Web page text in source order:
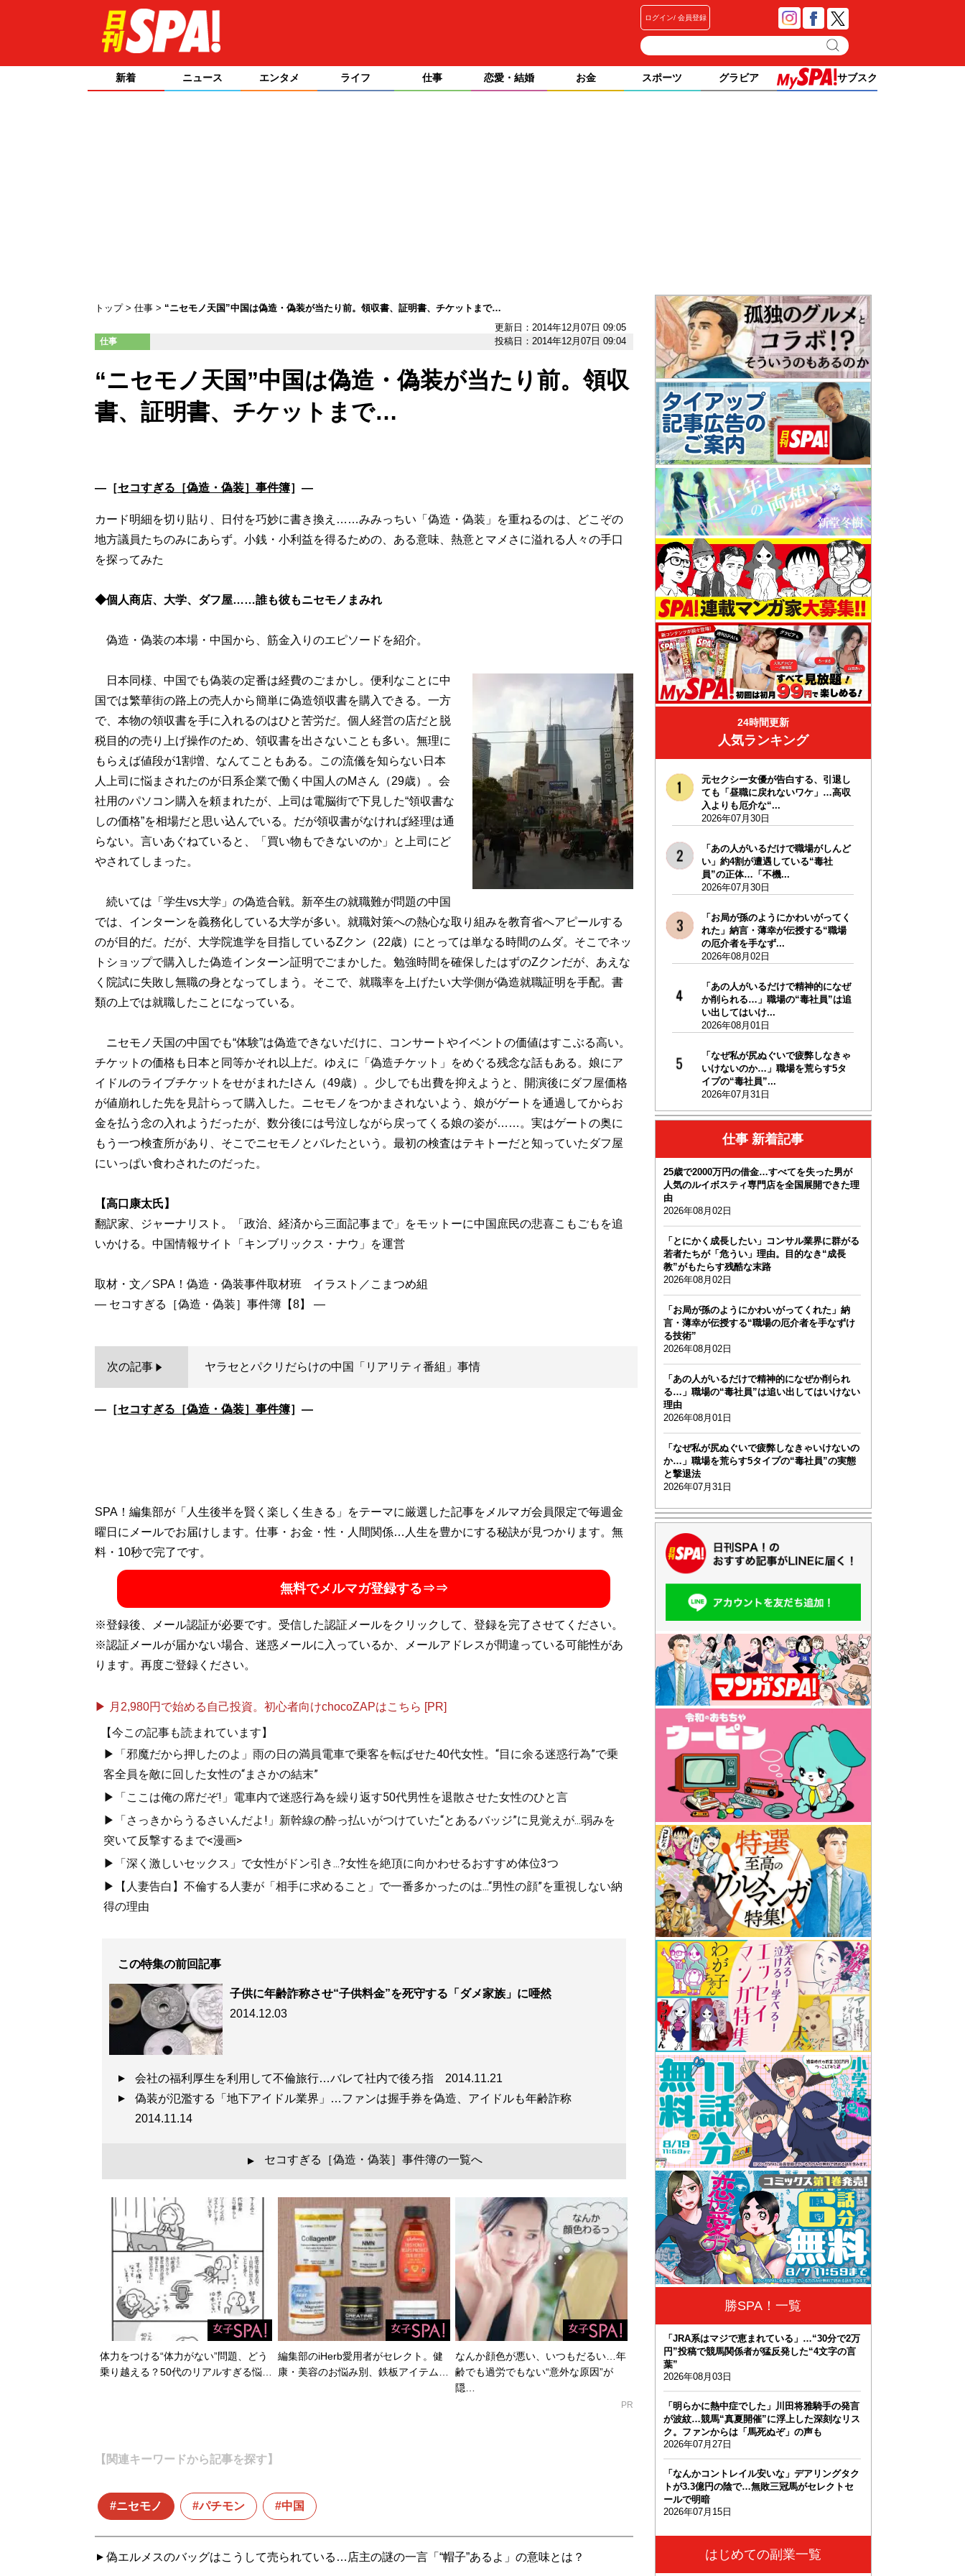
ログイン 会員登録
新着 ニュース エンタメ ライフ 仕事 恋愛・結婚 お金 スポーツ グラビア サブスク
トップ 仕事
“ニセモノ天国”中国は偽造・偽装が当たり前。領収書、証明書、チケットまで…
更新日：2014年12月07日 09:05
仕事 投稿日：2014年12月07日 09:04
“ニセモノ天国”中国は偽造・偽装が当たり前。領収
書、証明書、チケットまで…
―［セコすぎる［偽造・偽装］事件簿］―
カード明細を切り貼り、日付を巧妙に書き換え……みみっちい「偽造・偽装」を重ねるのは、どこぞの
地方議員たちのみにあらず。小銭・小利益を得るための、ある意味、熱意とマメさに溢れる人々の手口
を探ってみた
◆個人商店、大学、ダフ屋……誰も彼もニセモノまみれ
偽造・偽装の本場・中国から、筋金入りのエピソードを紹介。
日本同様、中国でも偽装の定番は経費のごまかし。便利なことに中
国では繁華街の路上の売人から簡単に偽造領収書を購入できる。一方
で、本物の領収書を手に入れるのはひと苦労だ。個人経営の店だと脱
税目的の売り上げ操作のため、領収書を出さないことも多い。無理に
もらえば値段が1割増、なんてこともある。この流儀を知らない日本
人上司に悩まされたのが日系企業で働く中国人のMさん（29歳）。会
社用のパソコン購入を頼まれたが、上司は電脳街で下見した“領収書な
しの価格”を相場だと思い込んでいる。だが領収書がなければ経理は通
らない。言いあぐねていると、「買い物もできないのか」と上司にど
やされてしまった。
続いては「学生vs大学」の偽造合戦。新卒生の就職難が問題の中国
では、インターンを義務化している大学が多い。就職対策への熱心な取り組みを教育省へアピールする
のが目的だ。だが、大学院進学を目指しているZクン（22歳）にとっては単なる時間のムダ。そこでネッ
トショップで購入した偽造インターン証明でごまかした。勉強時間を確保したはずのZクンだが、あえな
く院試に失敗し無職の身となってしまう。そこで、就職率を上げたい大学側が偽造就職証明を手配。書
類の上では就職したことになっている。
ニセモノ天国の中国でも“体験”は偽造できないだけに、コンサートやイベントの価値はすこぶる高い。
チケットの価格も日本と同等かそれ以上だ。ゆえに「偽造チケット」をめぐる残念な話もある。娘にア
イドルのライブチケットをせがまれたIさん（49歳）。少しでも出費を抑えようと、開演後にダフ屋価格
が値崩れした先を見計らって購入した。ニセモノをつかまされないよう、娘がゲートを通過してからお
金を払う念の入れようだったが、数分後には号泣しながら戻ってくる娘の姿が……。実はゲートの奥に
もう一つ検査所があり、そこでニセモノとバレたという。最初の検査はテキトーだと知っていたダフ屋
にいっぱい食わされたのだった。
【高口康太氏】
翻訳家、ジャーナリスト。「政治、経済から三面記事まで」をモットーに中国庶民の悲喜こもごもを追
いかける。中国情報サイト「キンブリックス・ナウ」を運営
取材・文／SPA！偽造・偽装事件取材班 イラスト／こまつめ組
― セコすぎる［偽造・偽装］事件簿【8】 ―
次の記事 ヤラセとパクリだらけの中国「リアリティ番組」事情
―［セコすぎる［偽造・偽装］事件簿］―
SPA！編集部が「人生後半を賢く楽しく生きる」をテーマに厳選した記事をメルマガ会員限定で毎週金
曜日にメールでお届けします。仕事・お金・性・人間関係…人生を豊かにする秘訣が見つかります。無
料・10秒で完了です。
無料でメルマガ登録する⇒⇒
※登録後、メール認証が必要です。受信した認証メールをクリックして、登録を完了させてください。
※認証メールが届かない場合、迷惑メールに入っているか、メールアドレスが間違っている可能性があ
ります。再度ご登録ください。
▶ 月2,980円で始める自己投資。初心者向けchocoZAPはこちら [PR]
【今この記事も読まれています】
▶「邪魔だから押したのよ」雨の日の満員電車で乗客を転ばせた40代女性。“目に余る迷惑行為”で乗
客全員を敵に回した女性の“まさかの結末”
▶「ここは俺の席だぞ!」電車内で迷惑行為を繰り返す50代男性を退散させた女性のひと言
▶「さっきからうるさいんだよ!」新幹線の酔っ払いがつけていた“とあるバッジ”に見覚えが...弱みを
突いて反撃するまで<漫画>
▶「深く激しいセックス」で女性がドン引き...?女性を絶頂に向かわせるおすすめ体位3つ
▶【人妻告白】不倫する人妻が「相手に求めること」で一番多かったのは...“男性の顔”を重視しない納
得の理由
この特集の前回記事
子供に年齢詐称させ“子供料金”を死守する「ダメ家族」に唖然
2014.12.03
会社の福利厚生を利用して不倫旅行…バレて社内で後ろ指 2014.11.21
偽装が氾濫する「地下アイドル業界」…ファンは握手券を偽造、アイドルも年齢詐称
2014.11.14
▲ セコすぎる［偽造・偽装］事件簿の一覧へ
体力をつける“体力がない”問題、どう
乗り越える？50代のリアルすぎる悩…
編集部のiHerb愛用者がセレクト。健
康・美容のお悩み別、鉄板アイテム…
なんか顔色が悪い、いつもだるい…年
齢でも過労でもない“意外な原因”が
隠…
PR
【関連キーワードから記事を探す】
ニセモノ パチモン 中国
偽エルメスのバッグはこうして売られている…店主の謎の一言「“帽子”あるよ」の意味とは？
24時間更新
人気ランキング
元セクシー女優が告白する、引退し
ても「昼職に戻れないワケ」…高収
入よりも厄介な“...
2026年07月30日
「あの人がいるだけで職場がしんど
い」約4割が遭遇している“毒社
員”の正体…「不機...
2026年07月30日
「お局が孫のようにかわいがってく
れた」納言・薄幸が伝授する“職場
の厄介者を手なず...
2026年08月02日
「あの人がいるだけで精神的になぜ
か削られる…」職場の“毒社員”は追
い出してはいけ...
2026年08月01日
「なぜ私が尻ぬぐいで疲弊しなきゃ
いけないのか…」職場を荒らす5タ
イプの“毒社員”...
2026年07月31日
仕事 新着記事
25歳で2000万円の借金…すべてを失った男が
人気のルイボスティ専門店を全国展開できた理
由
2026年08月02日
「とにかく成長したい」コンサル業界に群がる
若者たちが「危うい」理由。目的なき“成長
教”がもたらす残酷な末路
2026年08月02日
「お局が孫のようにかわいがってくれた」納
言・薄幸が伝授する“職場の厄介者を手なずけ
る技術”
2026年08月02日
「あの人がいるだけで精神的になぜか削られ
る…」職場の“毒社員”は追い出してはいけない
理由
2026年08月01日
「なぜ私が尻ぬぐいで疲弊しなきゃいけないの
か…」職場を荒らす5タイプの“毒社員”の実態
と撃退法
2026年07月31日
勝SPA！一覧
「JRA系はマジで恵まれている」…“30分で2万
円”投稿で競馬関係者が猛反発した“4文字の言
葉”
2026年08月03日
「明らかに熱中症でした」川田将雅騎手の発言
が波紋…競馬“真夏開催”に浮上した深刻なリス
ク。ファンからは「馬死ぬぞ」の声も
2026年07月27日
「なんかコントレイル安いな」デアリングタク
トが3.3億円の陰で…無敗三冠馬がセレクトセ
ールで明暗
2026年07月15日
はじめての副業一覧